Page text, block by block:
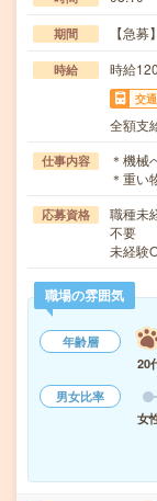
期間 【急
時給 時給
交
全額支
仕事内容
＊機械
＊重い
応募資格
職種未
不要
未経験
職場の雰囲気
年齢層
20
男女比率
女